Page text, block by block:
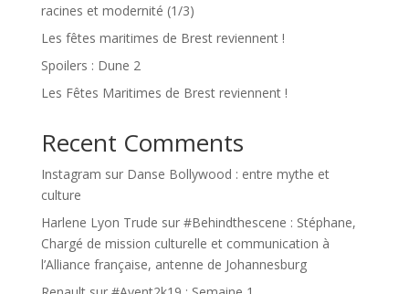
racines et modernité (1/3)
Les fêtes maritimes de Brest reviennent !
Spoilers : Dune 2
Les Fêtes Maritimes de Brest reviennent !
Recent Comments
Instagram sur Danse Bollywood : entre mythe et
culture
Harlene Lyon Trude sur #Behindthescene : Stéphane,
Chargé de mission culturelle et communication à
l’Alliance française, antenne de Johannesburg